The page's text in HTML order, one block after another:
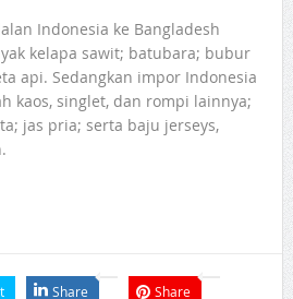
Indonesia ke Bangladesh
kelapa sawit; batubara; bubur
api. Sedangkan impor Indonesia
kaos, singlet, dan rompi lainnya;
jas pria; serta baju jerseys,
Share Share